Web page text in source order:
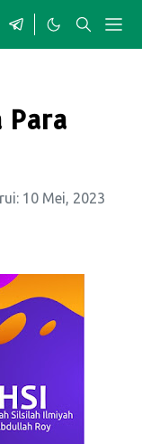
Para
10 Mei, 2023